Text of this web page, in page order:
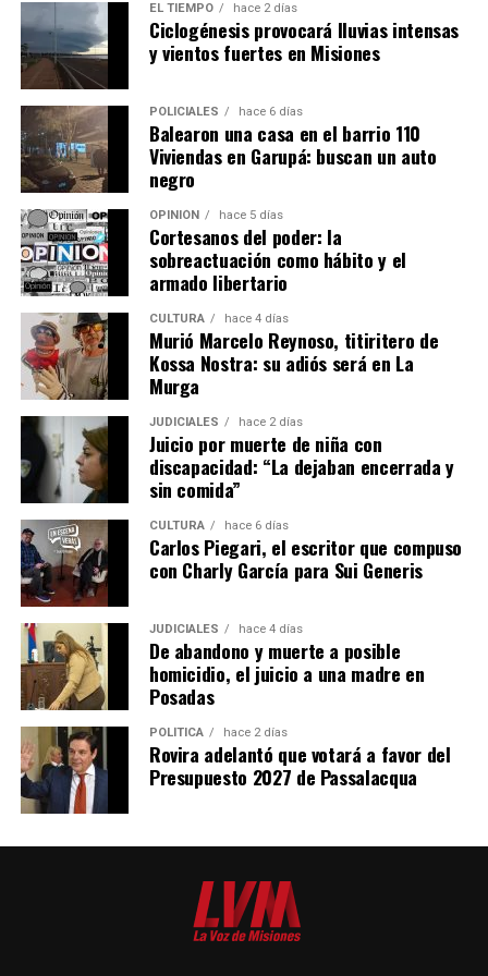
Capacitaciones para mejorar la
empleabilidad
capacitación gratuita para fortalecer los perfiles
laborales.
“Las consideramos como la principal herramienta que le
podemos facilitar a los chicos que están en el proceso de
búsqueda laboral”, sostuvo Abrazian.
Las propuestas se dividen en cuatro ejes. El primero está
orientado al primer empleo e incluye talleres propios
sobre armado de currículum, entrevistas laborales,
orientación laboral, coaching para el empleo,
empleabilidad y oratoria.
Además, se dictan capacitaciones para emprendedores,
cursos de oficios y formaciones en habilidades aplicables
al empleo formal, como informática, Excel, diseño,
marketing, manejo de redes sociales y fotografía.
Las últimas tres categorías se desarrollan junto a
instituciones educativas, cámaras empresariales,
centros de formación profesional, institutos
tecnológicos y profesionales externos.
“Salimos a buscar quienes nos acompañen para ayudar y
acompañar a la persona que está en búsqueda de
mejorar su situación laboral y personal”, explicó.
Abrazian señaló que, si bien la mayoría de los cursos
cuentan con empleo y buscan fortalecer su perfil
Una publicación compartida por Muni Posadas (@muniposadas)
EL TIEMPO hace 2 días
Ciclogénesis provocará lluvias intensas
y vientos fuertes en Misiones
POLICIALES hace 6 días
Balearon una casa en el barrio 110
Viviendas en Garupá: buscan un auto
negro
OPINIÓN hace 5 días
Cortesanos del poder: la
sobreactuación como hábito y el
armado libertario
CULTURA hace 4 días
Murió Marcelo Reynoso, titiritero de
Kossa Nostra: su adiós será en La
Murga
JUDICIALES hace 2 días
Juicio por muerte de niña con
discapacidad: “La dejaban encerrada y
sin comida”
CULTURA hace 6 días
Carlos Piegari, el escritor que compuso
con Charly García para Sui Generis
JUDICIALES hace 4 días
De abandono y muerte a posible
homicidio, el juicio a una madre en
Posadas
POLÍTICA hace 2 días
Rovira adelantó que votará a favor del
Presupuesto 2027 de Passalacqua